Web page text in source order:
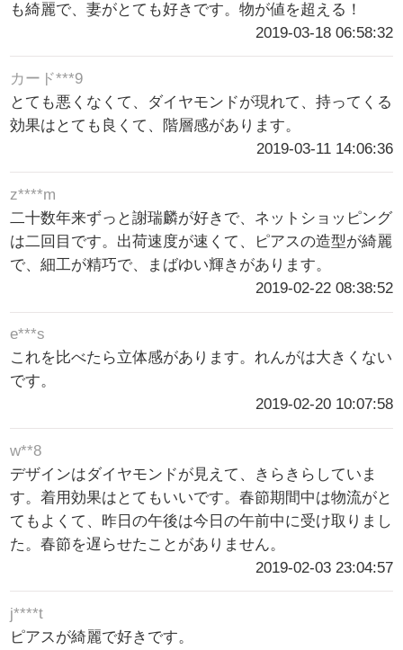
も綺麗で、妻がとても好きです。物が値を超える！
2019-03-18 06:58:32
カード***9
とても悪くなくて、ダイヤモンドが現れて、持ってくる
効果はとても良くて、階層感があります。
2019-03-11 14:06:36
z****m
二十数年来ずっと謝瑞麟が好きで、ネットショッピング
は二回目です。出荷速度が速くて、ピアスの造型が綺麗
で、細工が精巧で、まばゆい輝きがあります。
2019-02-22 08:38:52
e***s
これを比べたら立体感があります。れんがは大きくない
です。
2019-02-20 10:07:58
w**8
デザインはダイヤモンドが見えて、きらきらしていま
す。着用効果はとてもいいです。春節期間中は物流がと
てもよくて、昨日の午後は今日の午前中に受け取りまし
た。春節を遅らせたことがありません。
2019-02-03 23:04:57
j****t
ピアスが綺麗で好きです。